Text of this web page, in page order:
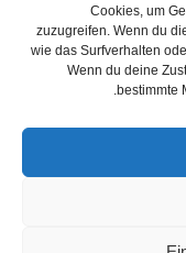
Cookies, um
zuzugreifen. Wenn du
wie das Surfverhalten
Wenn du deine
bestimmteإلى
يحضرون
أن تتسبب
دعم خاص ، مثل